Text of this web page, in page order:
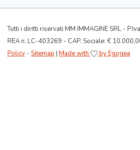
Tutti i diritti riservati MM IMMAGINE SRL -
REA n. LC-403269 - CAP. Sociale: €
Policy - Sitemap | Made with by Egogea